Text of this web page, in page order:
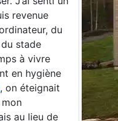
revenue
du
stade
à vivre
en hygiène
, on éteignait
au lieu de